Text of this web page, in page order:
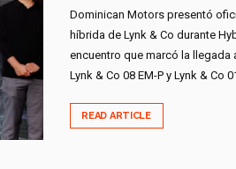
Dominican Motors presentó
híbrida de Lynk & Co durante
encuentro que marcó la
Lynk & Co 08 EM-P y Lynk & Co
READ ARTICLE